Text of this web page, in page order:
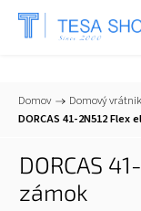
📞+421 903
Domov / Domový vrátnik
DORCAS 41-2N512
DORCAS
zámok